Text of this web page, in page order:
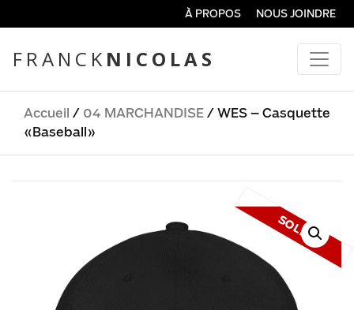
À PROPOS NOUS JOINDRE
FRANCK NICOLAS
Accueil / 04 MARCHANDISE/ WES – Casquette
«Baseball»
SOLDE !